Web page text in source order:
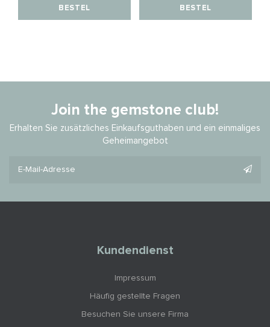
BESTEL BESTEL
Join the gemstone club!
Erhalten Sie zusätzliches Einkaufsguthaben und ein einmaliges
Geheimangebot
Kundendienst
Impressum
Häufig gestellte Fragen
Besuchen Sie unsere Firma